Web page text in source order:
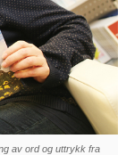
av ord og uttrykk fra